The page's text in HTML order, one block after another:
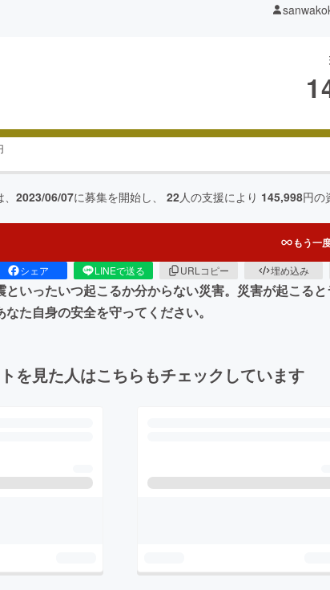
2023/06/07に募集を開始し、 22人の支援により 145,998円の
もう一
シェア LINEで送る URLコピー 埋め込み
といったいつ起こるか分からない災害。災害が起こる
た自身の安全を守ってください。
を見た人はこちらもチェックしています